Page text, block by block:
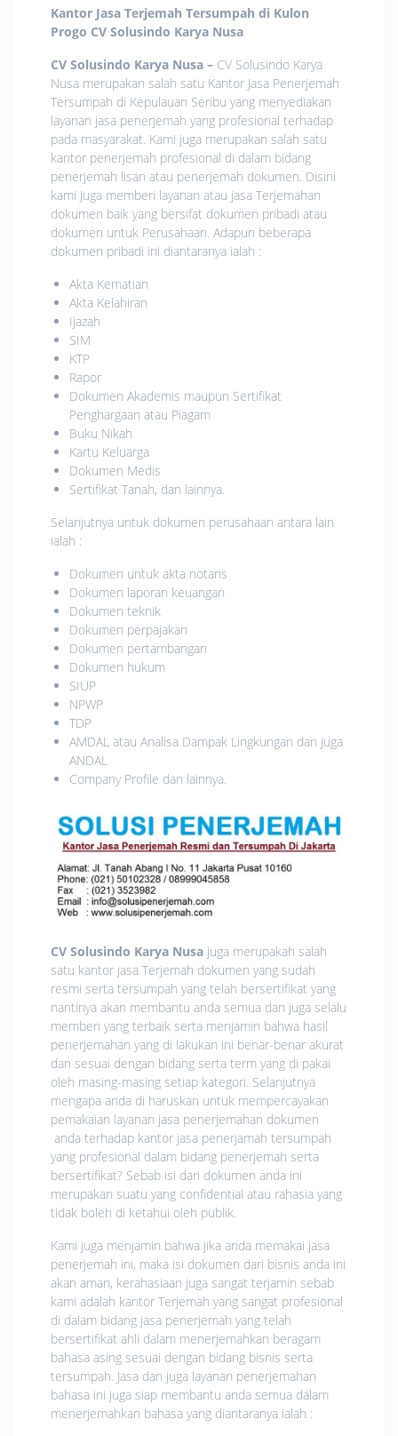
Kantor Jasa Terjemah Tersumpah di Kulon
Progo CV Solusindo Karya Nusa
CV Solusindo Karya Nusa – CV Solusindo Karya
Nusa merupakan salah satu Kantor Jasa Penerjemah
Tersumpah di Kepulauan Seribu yang menyediakan
layanan jasa penerjemah yang profesional terhadap
pada masyarakat. Kami juga merupakan salah satu
kantor penerjemah profesional di dalam bidang
penerjemah lisan atau penerjemah dokumen. Disini
kami juga memberi layanan atau jasa Terjemahan
dokumen baik yang bersifat dokumen pribadi atau
dokumen untuk Perusahaan. Adapun beberapa
dokumen pribadi ini diantaranya ialah :
Akta Kematian
Akta Kelahiran
Ijazah
SIM
KTP
Rapor
Dokumen Akademis maupun Sertifikat
Penghargaan atau Piagam
Buku Nikah
Kartu Keluarga
Dokumen Medis
Sertifikat Tanah, dan lainnya.
Selanjutnya untuk dokumen perusahaan antara lain
ialah :
Dokumen untuk akta notaris
Dokumen laporan keuangan
Dokumen teknik
Dokumen perpajakan
Dokumen pertambangan
Dokumen hukum
SIUP
NPWP
TDP
AMDAL atau Analisa Dampak Lingkungan dan juga
ANDAL
Company Profile dan lainnya.
CV Solusindo Karya Nusa juga merupakah salah
satu kantor jasa Terjemah dokumen yang sudah
resmi serta tersumpah yang telah bersertifikat yang
nantinya akan membantu anda semua dan juga selalu
memberi yang terbaik serta menjamin bahwa hasil
penerjemahan yang di lakukan ini benar-benar akurat
dan sesuai dengan bidang serta term yang di pakai
oleh masing-masing setiap kategori. Selanjutnya
mengapa anda di haruskan untuk mempercayakan
pemakaian layanan jasa penerjemahan dokumen
anda terhadap kantor jasa penerjamah tersumpah
yang profesional dalam bidang penerjemah serta
bersertifikat? Sebab isi dari dokumen anda ini
merupakan suatu yang confidential atau rahasia yang
tidak boleh di ketahui oleh publik.
Kami juga menjamin bahwa jika anda memakai jasa
penerjemah ini, maka isi dokumen dari bisnis anda ini
akan aman, kerahasiaan juga sangat terjamin sebab
kami adalah kantor Terjemah yang sangat profesional
di dalam bidang jasa penerjemah yang telah
bersertifikat ahli dalam menerjemahkan beragam
bahasa asing sesuai dengan bidang bisnis serta
tersumpah. Jasa dan juga layanan penerjemahan
bahasa ini juga siap membantu anda semua dalam
menerjemahkan bahasa yang diantaranya ialah :